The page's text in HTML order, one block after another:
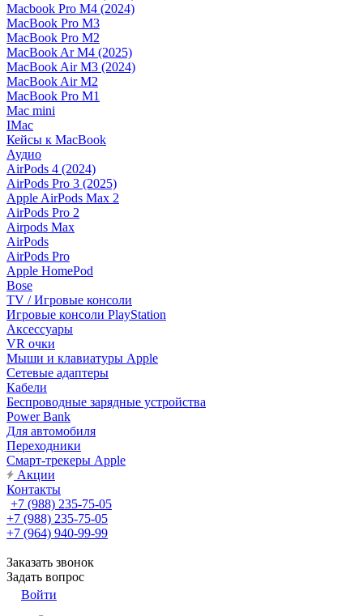
Macbook Pro M4 (2024)
MacBook Pro M3
MacBook Pro M2
MacBook Ar M4 (2025)
MacBook Air M3 (2024)
MacBook Air M2
MacBook Pro M1
Mac mini
IMac
Кейсы к MacBook
Аудио
AirPods 4 (2024)
AirPods Pro 3 (2025)
Apple AirPods Max 2
AirPods Pro 2
Airpods Max
AirPods
AirPods Pro
Apple HomePod
Bose
TV / Игровые консоли
Игровые консоли PlayStation
Аксессуары
VR очки
Мыши и клавиатуры Apple
Сетевые адаптеры
Кабели
Беспроводные зарядные устройства
Power Bank
Для автомобиля
Переходники
Смарт-трекеры Apple
Акции
Контакты
+7 (988) 235-75-05
+7 (988) 235-75-05
+7 (964) 940-99-99
Заказать звонок
Задать вопрос
Войти